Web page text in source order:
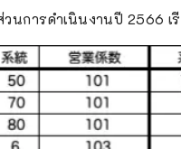
นการดำเนินงานปี 2566 เ